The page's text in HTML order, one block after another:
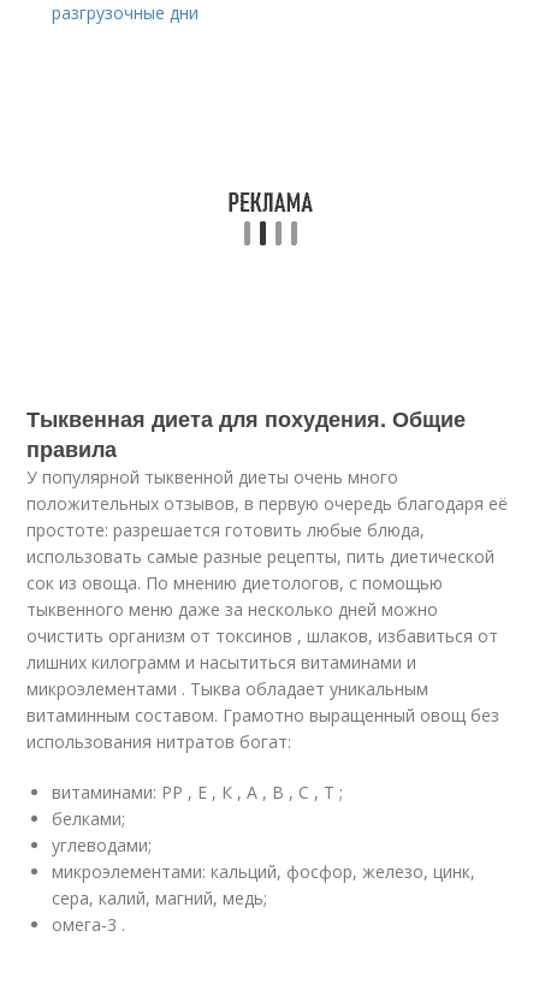
разгрузочные дни
Тыквенная диета для похудения. Общие
правила
У популярной тыквенной диеты очень много
положительных отзывов, в первую очередь благодаря её
простоте: разрешается готовить любые блюда,
использовать самые разные рецепты, пить диетической
сок из овоща. По мнению диетологов, с помощью
тыквенного меню даже за несколько дней можно
очистить организм от токсинов , шлаков, избавиться от
лишних килограмм и насытиться витаминами и
микроэлементами . Тыква обладает уникальным
витаминным составом. Грамотно выращенный овощ без
использования нитратов богат:
витаминами: РР , Е , К , А , В , С , Т ;
белками;
углеводами;
микроэлементами: кальций, фосфор, железо, цинк,
сера, калий, магний, медь;
омега-3 .